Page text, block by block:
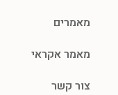
מאמרים
מאמר אקראי
צור קשר